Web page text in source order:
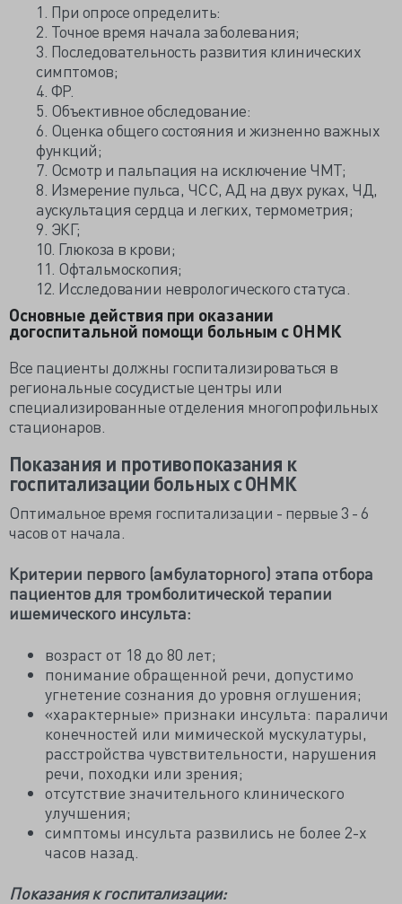
1. При опросе определить:
2. Точное время начала заболевания;
3. Последовательность развития клинических
симптомов;
4. ФР.
5. Объективное обследование:
6. Оценка общего состояния и жизненно важных
функций;
7. Осмотр и пальпация на исключение ЧМТ;
8. Измерение пульса, ЧСС, АД на двух руках, ЧД,
аускультация сердца и легких, термометрия;
9. ЭКГ;
10. Глюкоза в крови;
11. Офтальмоскопия;
12. Исследовании неврологического статуса.
Основные действия при оказании
догоспитальной помощи больным с ОНМК
Все пациенты должны госпитализироваться в
региональные сосудистые центры или
специализированные отделения многопрофильных
стационаров.
Показания и противопоказания к
госпитализации больных с ОНМК
Оптимальное время госпитализации - первые 3 - 6
часов от начала.
Критерии первого (амбулаторного) этапа отбора
пациентов для тромболитической терапии
ишемического инсульта:
возраст от 18 до 80 лет;
понимание обращенной речи, допустимо
угнетение сознания до уровня оглушения;
«характерные» признаки инсульта: параличи
конечностей или мимической мускулатуры,
расстройства чувствительности, нарушения
речи, походки или зрения;
отсутствие значительного клинического
улучшения;
симптомы инсульта развились не более 2-х
часов назад.
Показания к госпитализации: